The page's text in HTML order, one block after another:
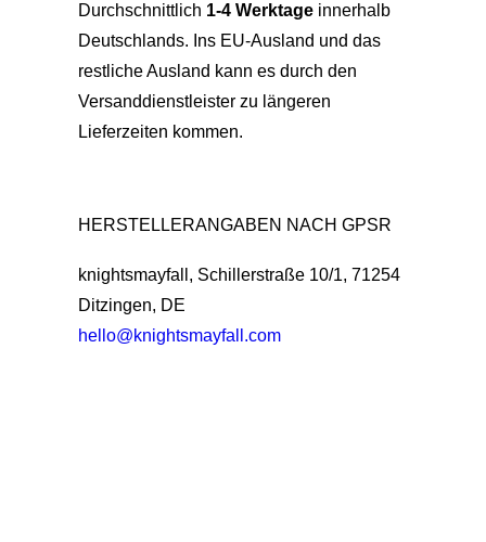
Durchschnittlich 1-4 Werktage innerhalb
Deutschlands. Ins EU-Ausland und das
restliche Ausland kann es durch den
Versanddienstleister zu längeren
Lieferzeiten kommen.
HERSTELLERANGABEN NACH GPSR
knightsmayfall, Schillerstraße 10/1, 71254
Ditzingen, DE
hello@knightsmayfall.com